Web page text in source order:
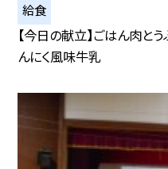
給食
【今日の献立】ごはん肉と
んにく風味牛乳